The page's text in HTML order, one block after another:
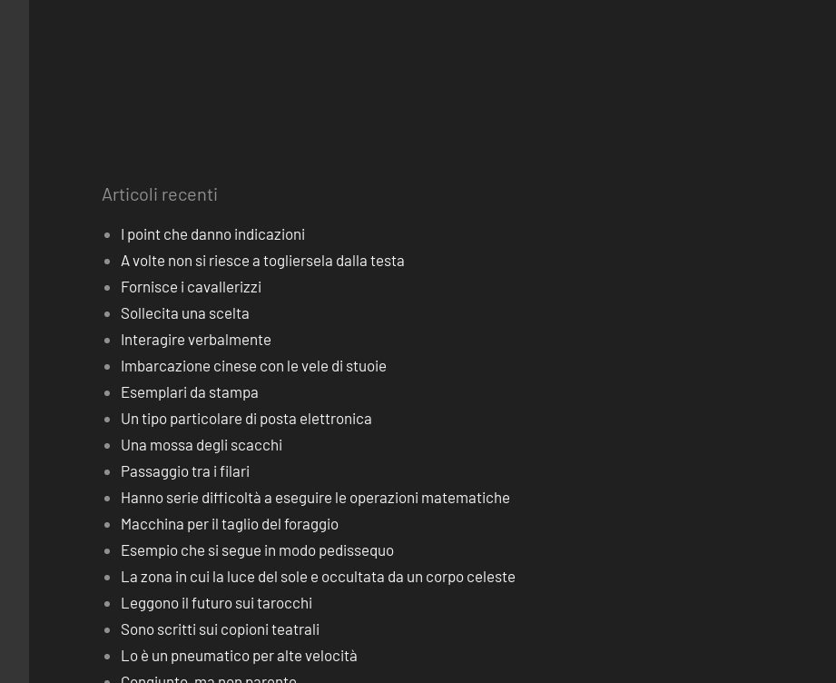
Articoli recenti
I point che danno indicazioni
A volte non si riesce a togliersela dalla testa
Fornisce i cavallerizzi
Sollecita una scelta
Interagire verbalmente
Imbarcazione cinese con le vele di stuoie
Esemplari da stampa
Un tipo particolare di posta elettronica
Una mossa degli scacchi
Passaggio tra i filari
Hanno serie difficoltà a eseguire le operazioni matematiche
Macchina per il taglio del foraggio
Esempio che si segue in modo pedissequo
La zona in cui la luce del sole e occultata da un corpo celeste
Leggono il futuro sui tarocchi
Sono scritti sui copioni teatrali
Lo è un pneumatico per alte velocità